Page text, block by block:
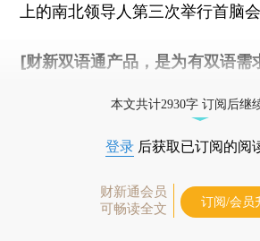
上的南北领导人第三次举行首脑会
[财新双语通产品，是为有双语需
本文共计2930字 订阅后继
登录 后获取已订阅的阅
财新通会员
可畅读全文
订阅/会员